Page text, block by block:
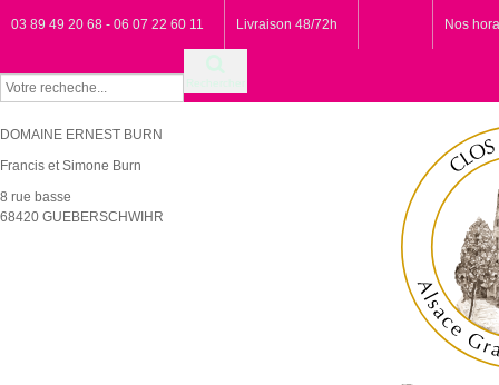
03 89 49 20 68 - 06 07 22 60 11 Livraison 48/72h Nos
Rechercher
DOMAINE ERNEST BURN
Francis et Simone Burn
8 rue basse
68420 GUEBERSCHWIHR